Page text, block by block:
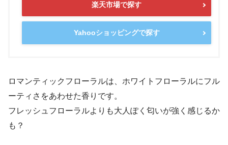
楽天市場で探す
Yahooショッピングで探す
ロマンティックフローラルは、ホワイトフローラルにフル
ーティさをあわせた香りです。
フレッシュフローラルよりも大人ぽく匂いが強く感じるか
も？